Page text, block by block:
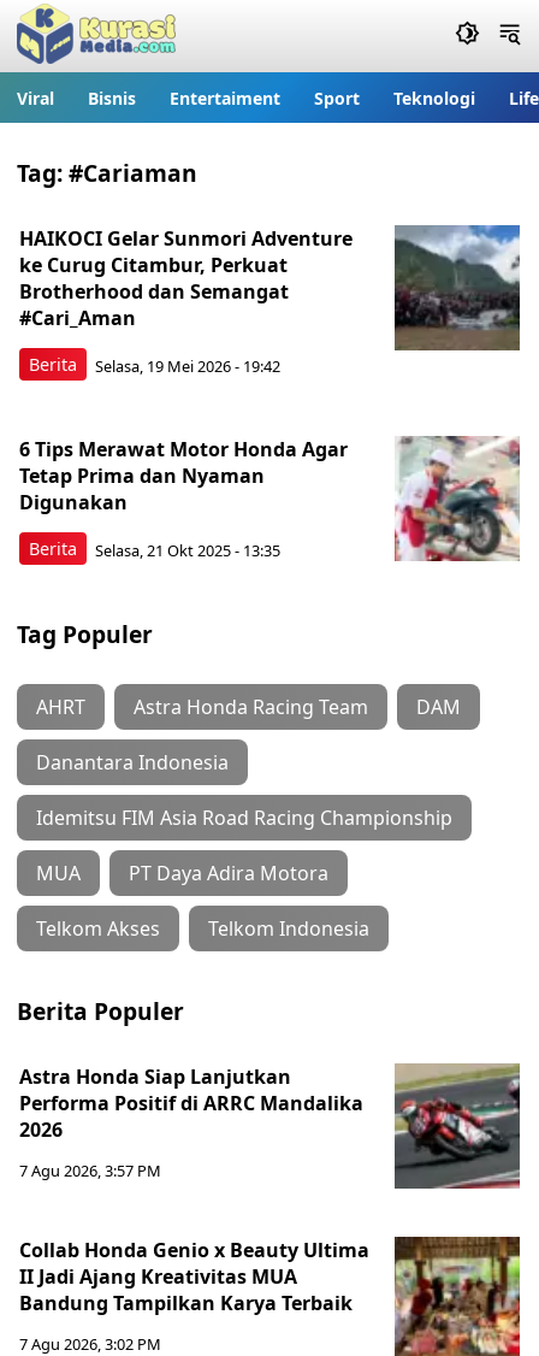
Viral Bisnis Entertaiment Sport Teknologi
Tag:#Cariaman
Berita
HAIKOCI Gelar Sunmori Adventure
ke Curug Citambur, Perkuat
Brotherhood dan Semangat
#Cari_Aman
Selasa, 19 Mei 2026 - 19:42
Berita
6 Tips Merawat Motor Honda Agar
Tetap Prima dan Nyaman
Digunakan
Selasa, 21 Okt 2025 - 13:35
Tag Populer
AHRT Astra Honda Racing Team DAM
Danantara Indonesia
Idemitsu FIM Asia Road Racing Championship
MUA PT Daya Adira Motora
Telkom Akses Telkom Indonesia
Berita Populer
Astra Honda Siap Lanjutkan
Performa Positif di ARRC Mandalika
2026
7 Agu 2026, 3:57 PM
Collab Honda Genio x Beauty Ultima
II Jadi Ajang Kreativitas MUA
Bandung Tampilkan Karya Terbaik
7 Agu 2026, 3:02 PM